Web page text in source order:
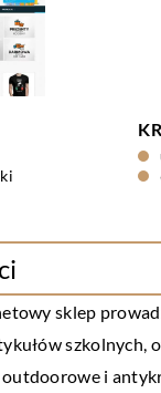
sklep
szkolnych,
i